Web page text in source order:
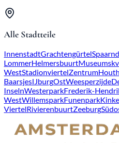
Alle Stadtteile
InnenstadtGrachtengürtel
LommerHelmersbuurt
WestStadionviertelZentrum
BaarsjesIJburgOstWeesperzijde
InselnWesterparkFrederik-
WestWillemsparkFunenpark
ViertelRivierenbuurtZeeburg